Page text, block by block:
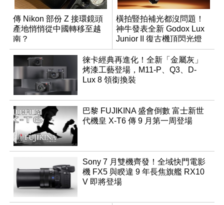
傳 Nikon 部份 Z 接環鏡頭
產地悄悄從中國轉移至越
南？
橫拍豎拍補光都沒問題！
神牛發表全新 Godox Lux
Junior II 復古機頂閃光燈
徠卡經典再進化！全新「金屬灰」
烤漆工藝登場，M11-P、Q3、D-
Lux 8 領銜換裝
巴黎 FUJIKINA 盛會倒數 富士新世
代機皇 X-T6 傳 9 月第一周登場
Sony 7 月雙機齊發！全域快門電影
機 FX5 與睽違 9 年長焦旗艦 RX10
V 即將登場